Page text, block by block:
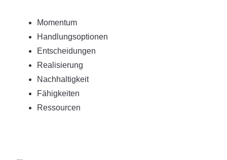
Momentum
Handlungsoptionen
Entscheidungen
Realisierung
Nachhaltigkeit
Fähigkeiten
Ressourcen